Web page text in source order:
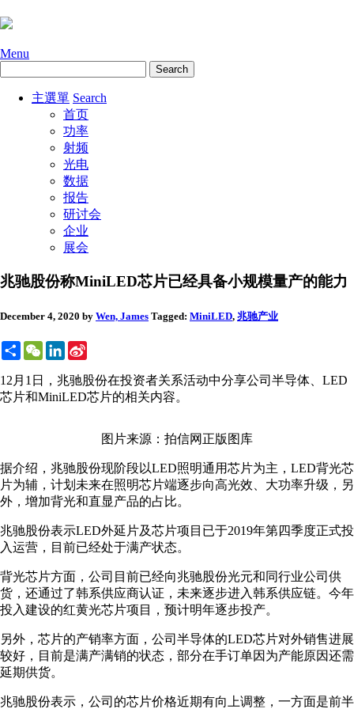
Menu
主選單 Search
首页
功率
射频
光电
数据
报告
研讨会
企业
展会
兆驰股份称MiniLED芯片已经具备小规模量产的能力
December 4, 2020 by Wen, James Tagged: MiniLED, 兆驰产业
ShareWeChatLinkedIn
12月1日，兆驰股份在投资者关系活动中分享公司半导体、LED
芯片和MiniLED芯片的相关内容。
图片来源：拍信网正版图库
据介绍，兆驰股份现阶段以LED照明通用芯片为主，LED背光芯
片为辅，计划未来在照明芯片端逐步向高光效、大功率升级，另
外，增加背光和直显产品的占比。
兆驰股份表示LED外延片及芯片项目已于2019年第四季度正式投
入运营，目前已经处于满产状态。
背光芯片方面，公司目前已经向兆驰股份光元和同行业公司供
货，还通过了韩系供应商认证，未来逐步进入韩系供应链。今年
投入建设的红黄光芯片项目，预计明年逐步投产。
另外，芯片的产销率方面，公司半导体的LED芯片对外销售进展
较好，目前是满产满销的状态，部分在手订单因为产能原因还需
延期供货。
兆驰股份表示，公司的芯片价格近期有向上调整，一方面是前半